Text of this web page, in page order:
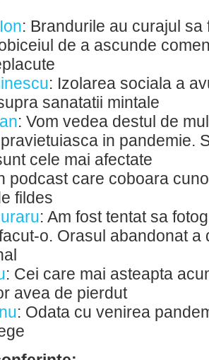
: Brandurile au curajul sa
de a ascunde
: Izolarea sociala a
sanatatii mintale
: Vom vedea destul de
in pandemie.
cele mai afectate
podcast care coboara
fildes
: Am fost tentat sa
o. Orasul abandonat a
: Cei care mai asteapta
avea de pierdut
: Odata cu venirea